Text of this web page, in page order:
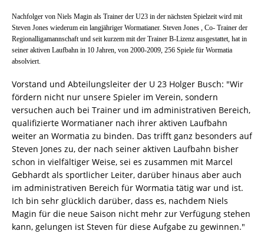
Nachfolger von Niels Magin als Trainer der U23 in der nächsten Spielzeit wird mit
Steven Jones wiederum ein langjähriger Wormatianer. Steven Jones , Co- Trainer der
Regionalligamannschaft und seit kurzem mit der Trainer B-Lizenz ausgestattet, hat in
seiner aktiven Laufbahn in 10 Jahren, von 2000-2009, 256 Spiele für Wormatia
absolviert.
Vorstand und Abteilungsleiter der U 23 Holger Busch: "Wir
fördern nicht nur unsere Spieler im Verein, sondern
versuchen auch bei Trainer und im administrativen Bereich,
qualifizierte Wormatianer nach ihrer aktiven Laufbahn
weiter an Wormatia zu binden. Das trifft ganz besonders auf
Steven Jones zu, der nach seiner aktiven Laufbahn bisher
schon in vielfältiger Weise, sei es zusammen mit Marcel
Gebhardt als sportlicher Leiter, darüber hinaus aber auch
im administrativen Bereich für Wormatia tätig war und ist.
Ich bin sehr glücklich darüber, dass es, nachdem Niels
Magin für die neue Saison nicht mehr zur Verfügung stehen
kann, gelungen ist Steven für diese Aufgabe zu gewinnen."